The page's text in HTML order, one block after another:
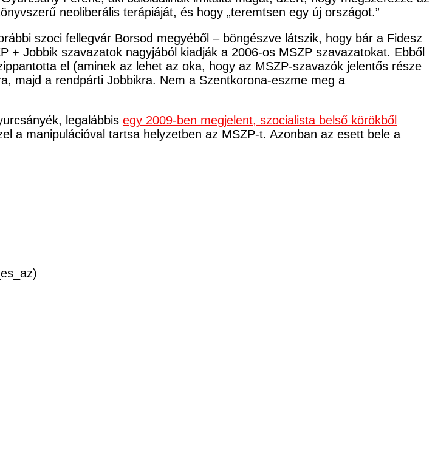
neoliberális terápiáját, és hogy „teremtsen egy új országot.”
szoci fellegvár Borsod megyéből – böngészve látszik, hogy bár a Fidesz
Jobbik szavazatok nagyjából kiadják a 2006-os MSZP szavazatokat. Ebből
el (aminek az lehet az oka, hogy az MSZP-szavazók jelentős része
majd a rendpárti Jobbikra. Nem a Szentkorona-eszme meg a
legalábbis egy 2009-ben megjelent, szocialista belső körökből
a manipulációval tartsa helyzetben az MSZP-t. Azonban az esett bele a